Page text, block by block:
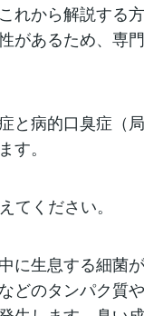
れから解説する
があるため、専
と病的口臭症（
す。
てください。
に生息する細菌
どのタンパク質